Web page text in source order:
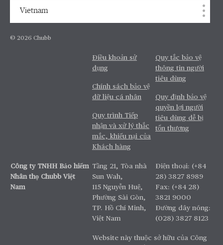
Vietnam
© 2026 Chubb
Điều khoản sử
dụng
Chính sách bảo vệ
dữ liệu cá nhân
Quy trình Tiếp
nhận và xử lý thắc
mắc, khiếu nại của
Khách hàng
Quy tắc bảo vệ
thông tin người
tiêu dùng
Quy định bảo vệ
quyền lợi người
tiêu dùng dễ bị
tổn thương
Công ty TNHH Bảo hiểm
Nhân thọ Chubb Việt
Nam
Tầng 21, Tòa nhà
Sun Wah,
115 Nguyễn Huệ,
Phường Sài Gòn,
TP. Hồ Chí Minh,
Việt Nam
Điện thoại: (+84
28) 3827 8989
Fax: (+84 28)
3821 9000
Đường dây nóng:
(028) 3827 8123
Website này thuộc sở hữu của Công